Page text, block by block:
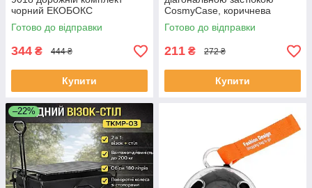
чорний ЕКОБОКС
Готово до відправки
344 ₴ 444 ₴
Купити
CosmyCase, коричнева
ЕКОБОКС
Готово до відправки
211 ₴ 272 ₴
Купити
–22%